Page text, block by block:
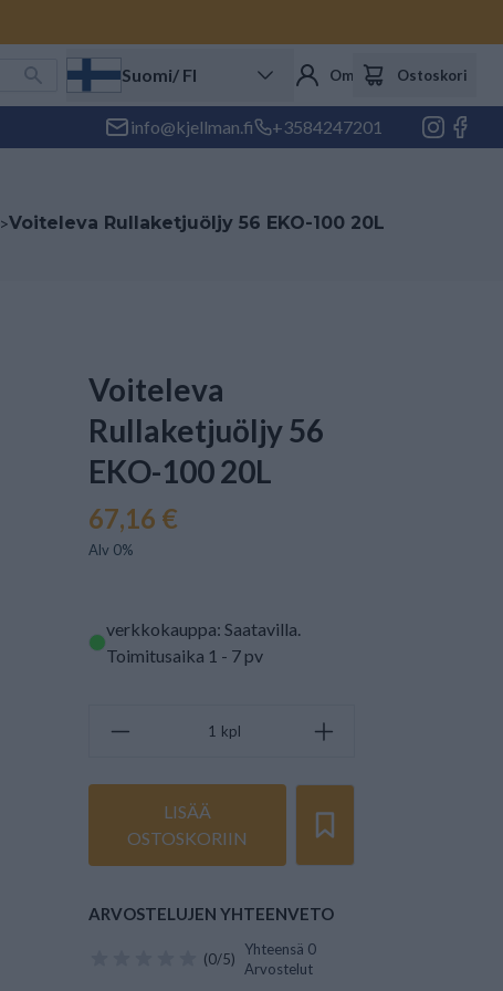
Suomi/ FI Oma tili Ostoskori
info@kjellman.fi +3584247201
>Voiteleva Rullaketjuöljy 56 EKO-100 20L
Voiteleva
Rullaketjuöljy 56
EKO-100 20L
67,16 €
Alv 0%
verkkokauppa: Saatavilla.
Toimitusaika 1 - 7 pv
kpl
LISÄÄ
OSTOSKORIIN
ARVOSTELUJEN YHTEENVETO
(0/5)
Yhteensä 0
Arvostelut